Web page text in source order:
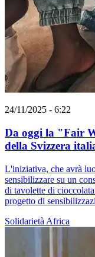
24/11/2025 - 6:22
Da oggi la "Fair
della Svizzera
L'iniziativa, che avrà
sensibilizzare su un
di tavolette di
progetto di
Solidarietà Africa